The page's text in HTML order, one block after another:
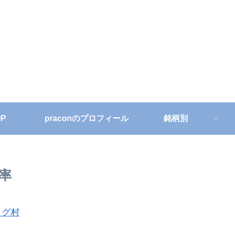
praconのプロフィール 銘柄別
村